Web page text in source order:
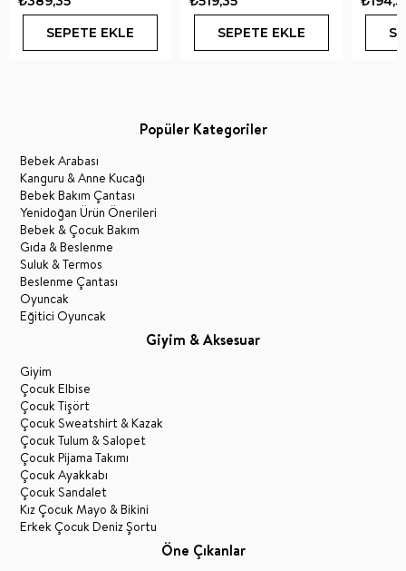
SEPETE EKLE SEPETE EKLE
Popüler Kategoriler
Bebek Arabası
Kanguru & Anne Kucağı
Bebek Bakım Çantası
Yenidoğan Ürün Önerileri
Bebek & Çocuk Bakım
Gıda & Beslenme
Suluk & Termos
Beslenme Çantası
Oyuncak
Eğitici Oyuncak
Giyim & Aksesuar
Giyim
Çocuk Elbise
Çocuk Tişört
Çocuk Sweatshirt & Kazak
Çocuk Tulum & Salopet
Çocuk Pijama Takımı
Çocuk Ayakkabı
Çocuk Sandalet
Kız Çocuk Mayo & Bikini
Erkek Çocuk Deniz Şortu
Öne Çıkanlar